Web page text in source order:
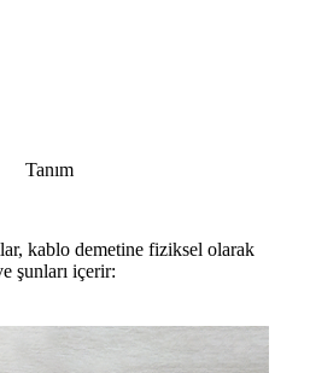
Tanım
kablo demetine fiziksel olarak
şunları içerir: